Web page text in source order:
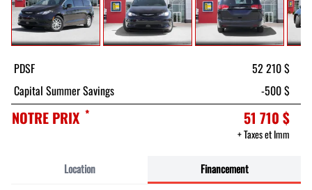
PDSF
52 210 $
Capital Summer Savings
-500 $
NOTRE PRIX * 51 710 $
+ Taxes et Imm
Location Financement